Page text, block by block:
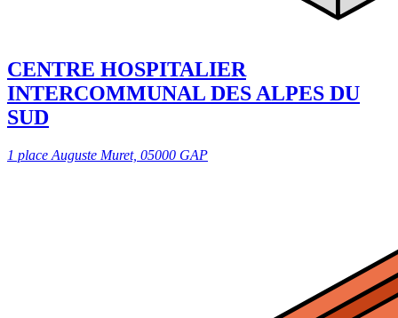
CENTRE HOSPITALIER
INTERCOMMUNAL DES ALPES DU
SUD
1 place Auguste Muret, 05000 GAP